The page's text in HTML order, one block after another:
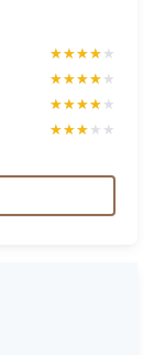
★★★★★
★★★★★
★★★★★
★★★★★
★★★★★
★★★★★
★★★★★
★★★★★